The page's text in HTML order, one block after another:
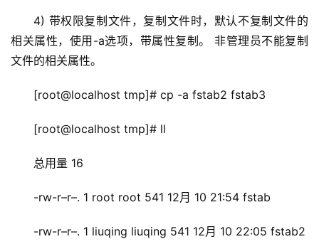
4) 带权限复制文件，复制文件时，默认不复制文件的
相关属性，使用-a选项，带属性复制。 非管理员不能复制
文件的相关属性。
[root@localhost tmp]# cp -a fstab2 fstab3
[root@localhost tmp]# ll
总用量 16
-rw-r–r–. 1 root root 541 12月 10 21:54 fstab
-rw-r–r–. 1 liuqing liuqing 541 12月 10 22:05 fstab2